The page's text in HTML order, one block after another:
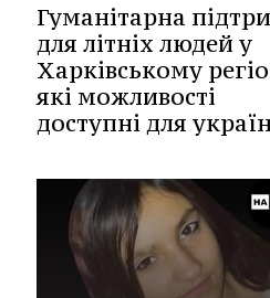
Гуманітарна
для літніх людей у
Харківському
які можливості
доступні для